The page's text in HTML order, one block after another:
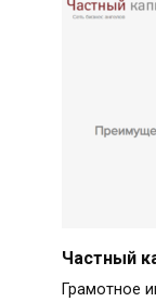
Частный
Грамотное